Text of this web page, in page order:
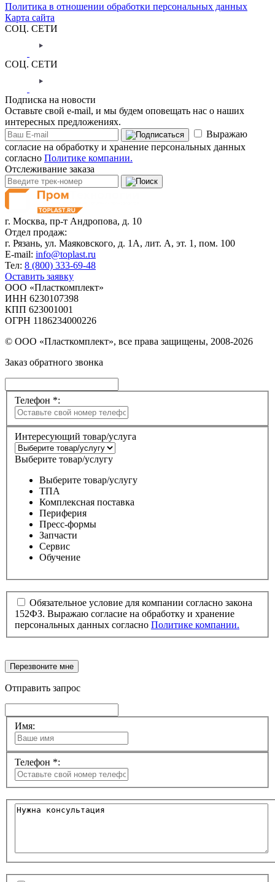
Политика в отношении обработки персональных данных
Карта сайта
СОЦ. СЕТИ
СОЦ. СЕТИ
Подписка на новости
Оставьте свой e-mail, и мы будем оповещать нас о наших
интересных предложениях.
Выражаю
согласие на обработку и хранение персональных данных
согласно Политике компании.
Отслеживание заказа
г. Москва, пр-т Андропова, д. 10
Отдел продаж:
г. Рязань, ул. Маяковского, д. 1А, лит. А, эт. 1, пом. 100
E-mail: info@toplast.ru
Тел: 8 (800) 333-69-48
Оставить заявку
ООО «Пласткомплект»
ИНН 6230107398
КПП 623001001
ОГРН 1186234000226
© ООО «Пласткомплект», все права защищены, 2008-2026
Заказ обратного звонка
Телефон *:
Интересующий товар/услуга
Выберите товар/услугу
Выберите товар/услугу
ТПА
Комплексная поставка
Периферия
Пресс-формы
Запчасти
Сервис
Обучение
Обязательное условие для компании согласно закона
152ФЗ. Выражаю согласие на обработку и хранение
персональных данных согласно Политике компании.
Перезвоните мне
Отправить запрос
Имя:
Телефон *: